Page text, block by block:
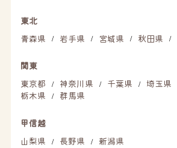
東北
青森県
/ 岩手県 / 宮城県 / 秋田県 /
関東
東京都
/ 神奈川県 / 千葉県 / 埼玉県
栃木県 / 群馬県
甲信越
山梨県
/ 長野県 / 新潟県